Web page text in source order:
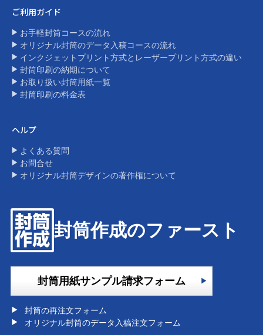
ご利用ガイド
お手軽封筒コースの流れ
オリジナル封筒のデータ入稿コースの流れ
インクジェットプリント方式とレーザープリント方式の違い​
封筒印刷の納期について
お取り扱い封筒用紙一覧
封筒印刷の料金表​
ヘルプ
よくある質問
お問合せ
オリジナル封筒デザインの著作権について​
封筒作成のファースト
封筒用紙サンプル請求フォーム
封筒の再注文フォーム
オリジナル封筒のデータ入稿注文フォーム